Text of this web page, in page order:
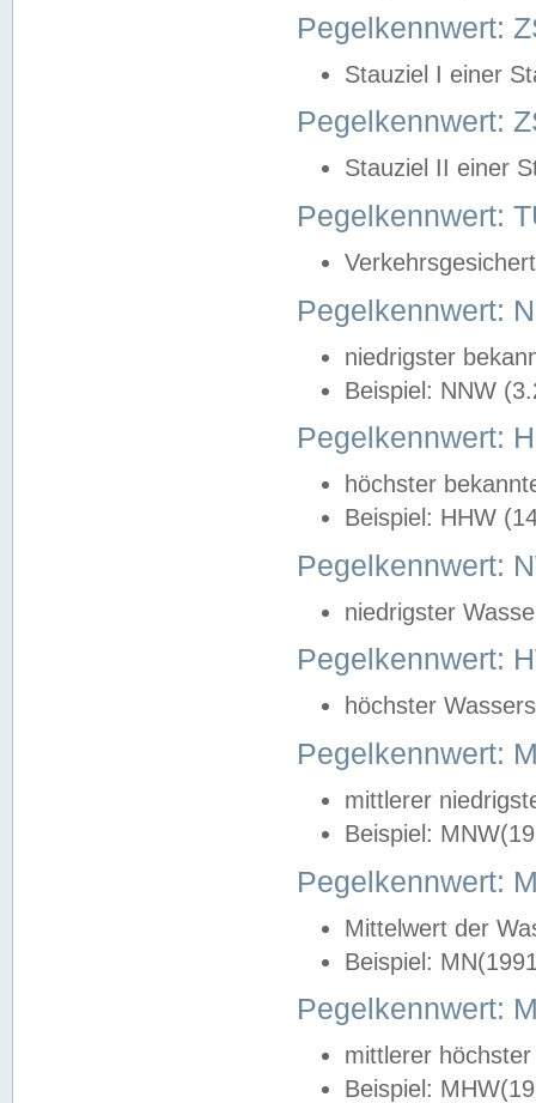
Pegelkennwert:
Stauziel I einer
Pegelkennwert:
Stauziel II einer
Pegelkennwert:
Pegelkennwert:
niedrigster
Beispiel: NNW
Pegelkennwert:
höchster
Beispiel: HHW
Pegelkennwert:
niedrigster
Pegelkennwert:
höchster
Pegelkennwert:
mittlerer
Beispiel:
Pegelkennwert:
Mittelwert der
Beispiel:
Pegelkennwert:
mittlerer
Beispiel: